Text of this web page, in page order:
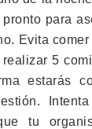
para
Evita
5
estarás
tu